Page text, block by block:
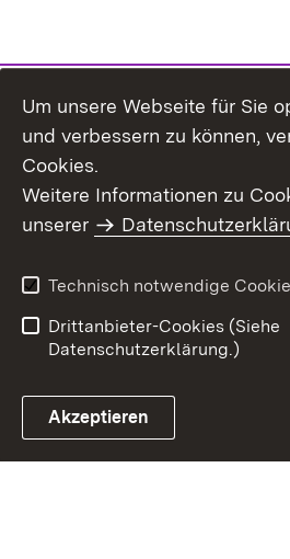
Benutzungshinweise
Um unsere Webseite für Sie
und verbessern zu können,
Cookies.
Weitere Informationen zu
unserer
Technisch notwendige
Drittanbieter-Cookies (Siehe
Datenschutzerklärung.)
Akzeptieren